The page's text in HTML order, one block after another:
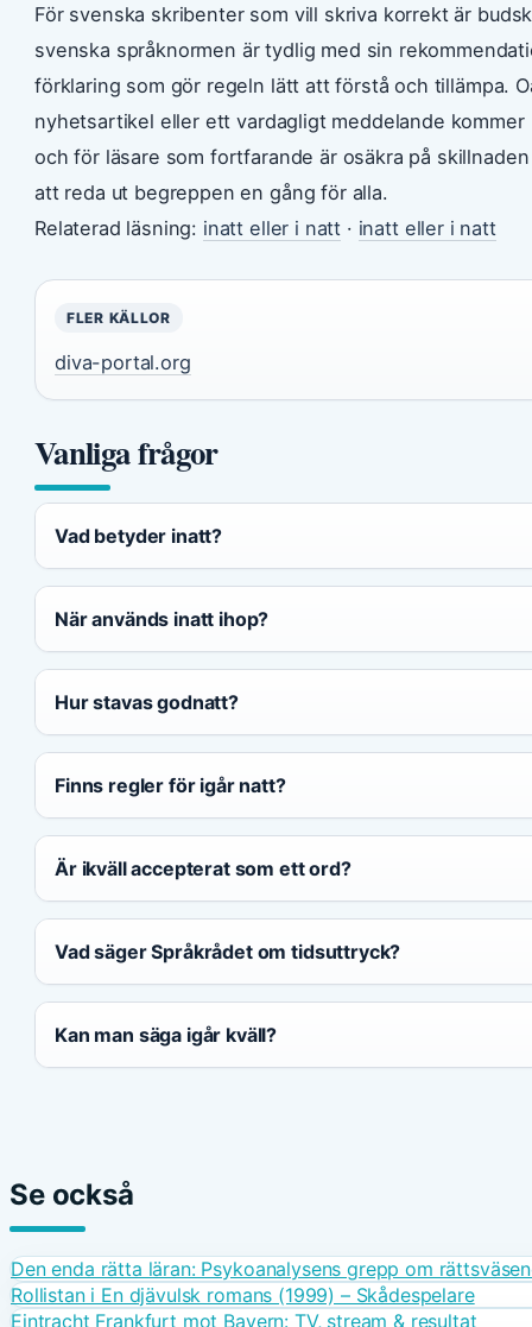
För svenska skribenter som vill skriva korrekt är
svenska språknormen är tydlig med sin
förklaring som gör regeln lätt att förstå och tillämpa.
nyhetsartikel eller ett vardagligt meddelande
och för läsare som fortfarande är osäkra på
att reda ut begreppen en gång för alla.
Relaterad läsning: inatt eller i natt · inatt eller i natt
FLER KÄLLOR
diva-portal.org
Vanliga frågor
Vad betyder inatt?
När används inatt ihop?
Hur stavas godnatt?
Finns regler för igår natt?
Är ikväll accepterat som ett ord?
Vad säger Språkrådet om tidsuttryck?
Kan man säga igår kväll?
Se också
Den enda rätta läran: Psykoanalysens grepp om
Rollistan i En djävulsk romans (1999) – Skådespelare
Eintracht Frankfurt mot Bayern: TV, stream & resultat